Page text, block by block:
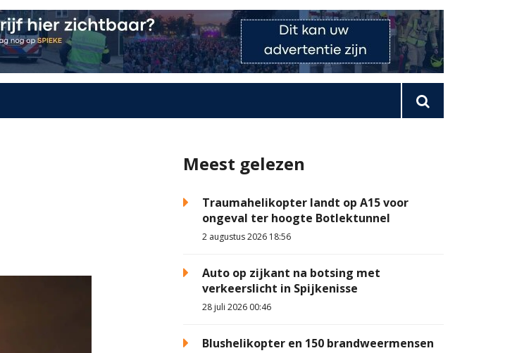
Meest gelezen
Traumahelikopter landt op A15 voor
ongeval ter hoogte Botlektunnel
2 augustus 2026 18:56
Auto op zijkant na botsing met
verkeerslicht in Spijkenisse
28 juli 2026 00:46
Blushelikopter en 150 brandweermensen